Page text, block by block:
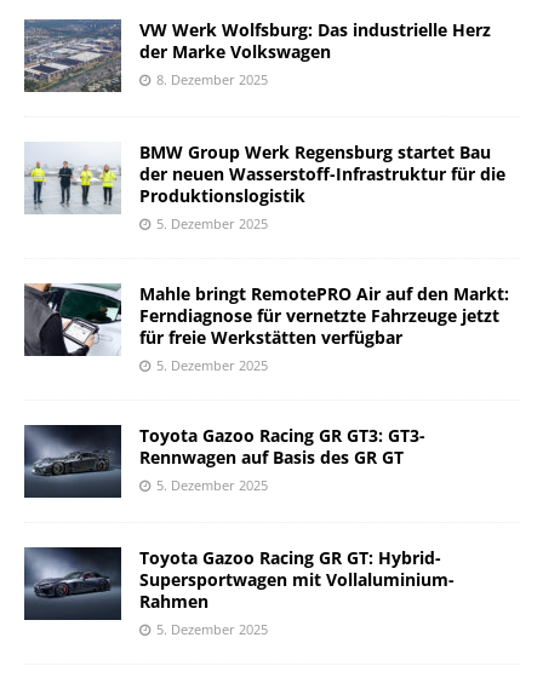
VW Werk Wolfsburg: Das industrielle Herz
der Marke Volkswagen
8. Dezember 2025
BMW Group Werk Regensburg startet Bau
der neuen Wasserstoff-Infrastruktur für die
Produktionslogistik
5. Dezember 2025
Mahle bringt RemotePRO Air auf den Markt:
Ferndiagnose für vernetzte Fahrzeuge jetzt
für freie Werkstätten verfügbar
5. Dezember 2025
Toyota Gazoo Racing GR GT3: GT3-
Rennwagen auf Basis des GR GT
5. Dezember 2025
Toyota Gazoo Racing GR GT: Hybrid-
Supersportwagen mit Vollaluminium-
Rahmen
5. Dezember 2025